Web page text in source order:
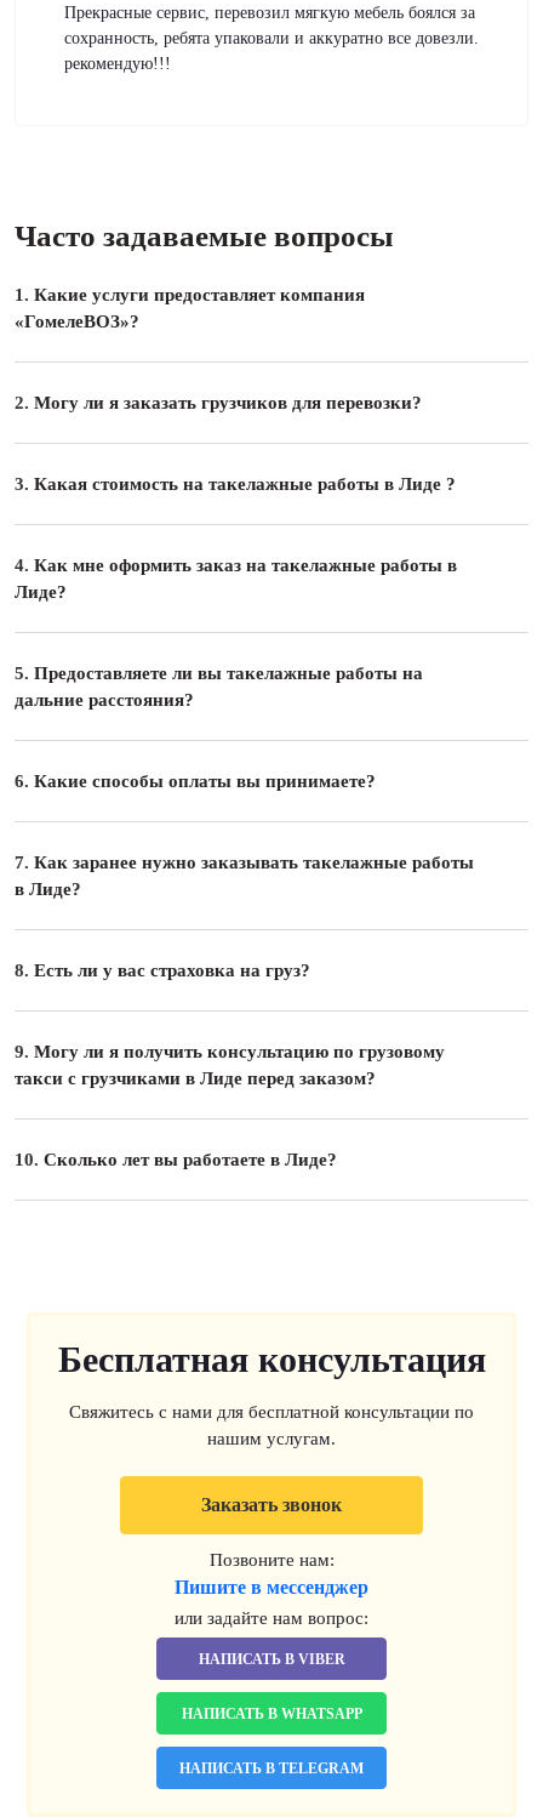
Прекрасные сервис, перевозил мягкую мебель боялся за
сохранность, ребята упаковали и аккуратно все довезли.
рекомендую!!!
Часто задаваемые вопросы
1. Какие услуги предоставляет компания
«ГомелеВОЗ»?
2. Могу ли я заказать грузчиков для перевозки?
3. Какая стоимость на такелажные работы в Лиде ?
4. Как мне оформить заказ на такелажные работы в
Лиде?
5. Предоставляете ли вы такелажные работы на
дальние расстояния?
6. Какие способы оплаты вы принимаете?
7. Как заранее нужно заказывать такелажные работы
в Лиде?
8. Есть ли у вас страховка на груз?
9. Могу ли я получить консультацию по грузовому
такси с грузчиками в Лиде перед заказом?
10. Сколько лет вы работаете в Лиде?
Бесплатная консультация
Свяжитесь с нами для бесплатной консультации по
нашим услугам.
Заказать звонок
Позвоните нам:
Пишите в мессенджер
или задайте нам вопрос:
НАПИСАТЬ В VIBER
НАПИСАТЬ В WHATSAPP
НАПИСАТЬ В TELEGRAM